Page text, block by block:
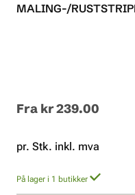
MALING-/
Fra kr 239.00
pr. Stk. inkl. mva
På lager i 1 butikker